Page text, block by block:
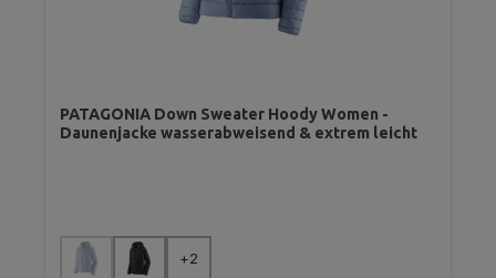
PATAGONIA Down Sweater Hoody Women -
Daunenjacke wasserabweisend & extrem leicht
Farbe auswählen
(Diese Option ist zurzeit nicht verfügbar.)
+2